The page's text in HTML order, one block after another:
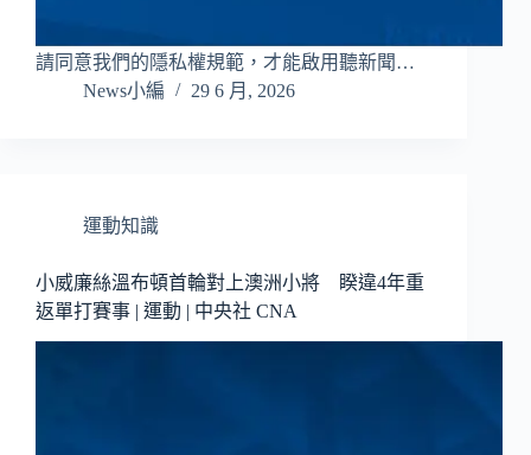
請同意我們的隱私權規範，才能啟用聽新聞…
News小編
29 6 月, 2026
運動知識
小威廉絲溫布頓首輪對上澳洲小將 睽違4年重
返單打賽事 | 運動 | 中央社 CNA